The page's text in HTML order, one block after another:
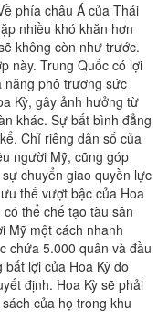
phía châu Á của Thái
nhiều khó khăn hơn
không còn như trước.
này. Trung Quốc có lợi
năng phô trương sức
Kỳ, gây ảnh hưởng từ
khác. Sự bất bình đẳng
Chỉ riêng dân số của
người Mỹ, cũng góp
chuyển giao quyền lực
thế vượt bậc của Hoa
thể chế tạo tàu sân
Mỹ một cách nhanh
chứa 5.000 quân và đầu
lợi của Hoa Kỳ do
định. Hoa Kỳ sẽ phải
của họ trong khu